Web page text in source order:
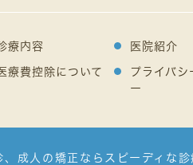
療内容 医院紹介
療費控除について
プライバシ
ー
成人の矯正ならスピーディな